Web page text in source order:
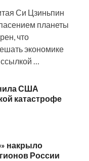
Си Цзиньпин
планеты
что
экономике
ссылкой …
США
катастрофе
накрыло
России